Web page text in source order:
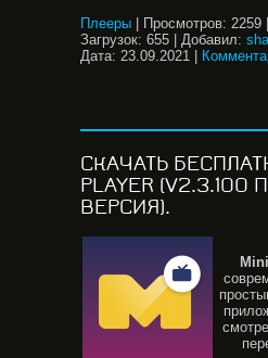
Плееры
Просмотров: 2259
Загрузок: 655 Добавил:
Дата: 23.09.2021
СКАЧАТЬ
PLAYER (V2.3.100
ВЕРСИЯ).